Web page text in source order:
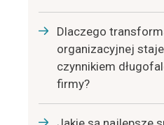
Dlaczego
organizacyjnej
czynnikiem
firmy?